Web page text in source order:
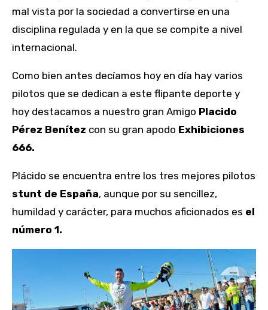
mal vista por la sociedad a convertirse en una
disciplina regulada y en la que se compite a nivel
internacional.
Como bien antes decíamos hoy en día hay varios
pilotos que se dedican a este flipante deporte y
hoy destacamos a nuestro gran Amigo Placido
Pérez Benítez con su gran apodo Exhibiciones
666.
Plácido se encuentra entre los tres mejores pilotos
stunt de España, aunque por su sencillez,
humildad y carácter, para muchos aficionados es el
número 1.